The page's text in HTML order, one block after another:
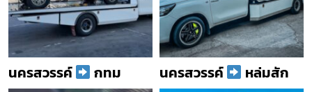
นครสวรรค์ กทม นครสวรรค์ หล่มสัก